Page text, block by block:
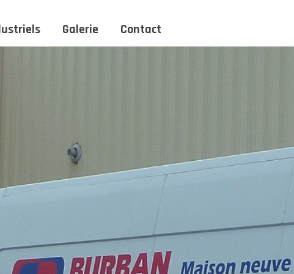
Galerie Contact